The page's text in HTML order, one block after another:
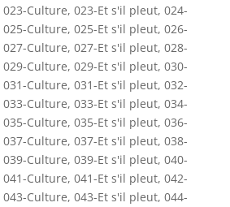
023-Culture, 023-Et s'il pleut, 024-
025-Culture, 025-Et s'il pleut, 026-
027-Culture, 027-Et s'il pleut, 028-
029-Culture, 029-Et s'il pleut, 030-
031-Culture, 031-Et s'il pleut, 032-
033-Culture, 033-Et s'il pleut, 034-
035-Culture, 035-Et s'il pleut, 036-
037-Culture, 037-Et s'il pleut, 038-
039-Culture, 039-Et s'il pleut, 040-
041-Culture, 041-Et s'il pleut, 042-
043-Culture, 043-Et s'il pleut, 044-